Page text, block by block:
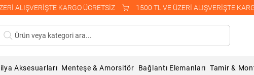
Ürün veya kategori ara...
Aksesuarları Menteşe & Amorsitör Bağlantı Elemanları Tamir &